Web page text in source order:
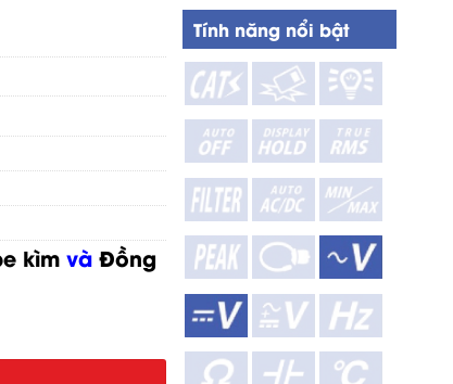
kìm vàĐồng
Tính năng nổi bật